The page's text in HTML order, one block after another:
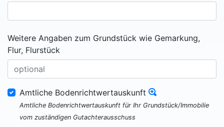
Weitere Angaben zum Grundstück wie Gemarkung,
Flur, Flurstück
Amtliche Bodenrichtwertauskunft
Amtliche Bodenrichtwertauskunft für Ihr Grundstück/Immobilie
vom zuständigen Gutachterausschuss